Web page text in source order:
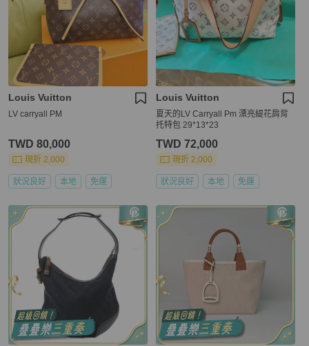
Louis Vuitton
LV carryall PM
TWD 80,000
現折 2,000
狀況良好 本地 免運
Louis Vuitton
夏天的LV Carryall Pm 漂亮緹花肩背
托特包 29*13*23
TWD 72,000
現折 2,000
狀況良好 本地 免運